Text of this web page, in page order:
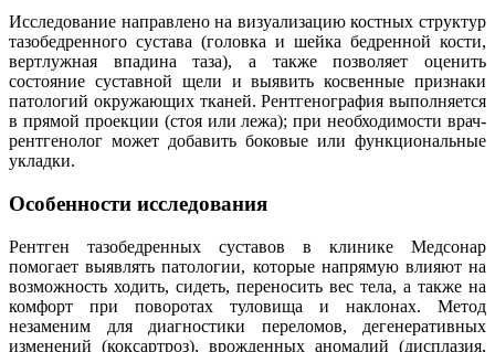
Исследование направлено на визуализацию костных структур
тазобедренного сустава (головка и шейка бедренной кости,
вертлужная впадина таза), а также позволяет оценить
состояние суставной щели и выявить косвенные признаки
патологий окружающих тканей. Рентгенография выполняется
в прямой проекции (стоя или лежа); при необходимости врач-
рентгенолог может добавить боковые или функциональные
укладки.
Особенности исследования
Рентген тазобедренных суставов в клинике Медсонар
помогает выявлять патологии, которые напрямую влияют на
возможность ходить, сидеть, переносить вес тела, а также на
комфорт при поворотах туловища и наклонах. Метод
незаменим для диагностики переломов, дегенеративных
изменений (коксартроз), врожденных аномалий (дисплазия,